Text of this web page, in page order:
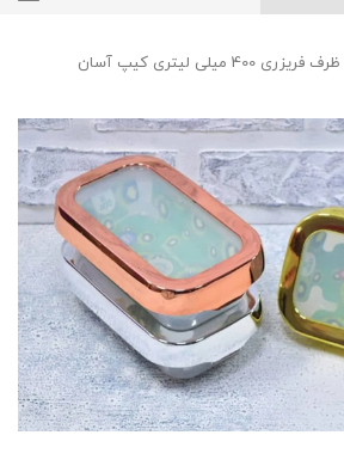
ظرف فریزری 400 میلی لیتری کیپ آسان